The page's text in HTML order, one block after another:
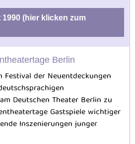
1990 (hier klicken zum
Berlin
Festival der Neuentdeckungen
Deutschen Theater Berlin zu
Gastspiele wichtiger
Inszenierungen junger